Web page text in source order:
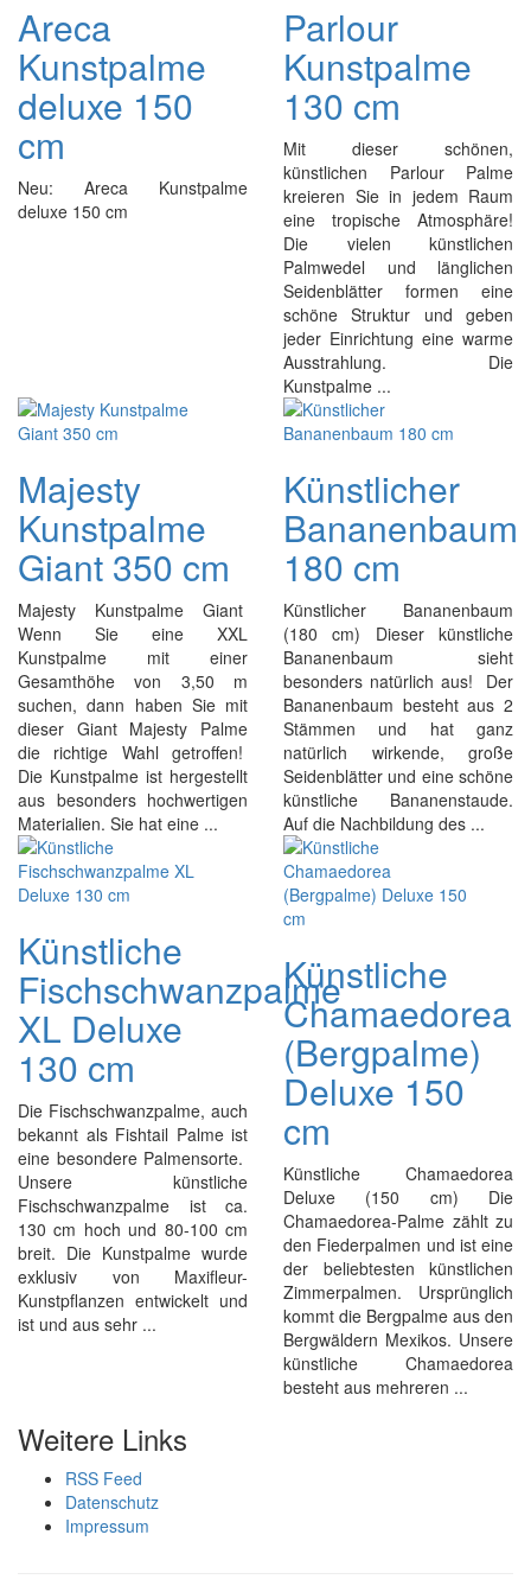
Areca
Kunstpalme
deluxe 150
cm
Neu: Areca Kunstpalme
deluxe 150 cm
Parlour
Kunstpalme
130 cm
Mit dieser schönen,
künstlichen Parlour Palme
kreieren Sie in jedem Raum
eine tropische Atmosphäre!
Die vielen künstlichen
Palmwedel und länglichen
Seidenblätter formen eine
schöne Struktur und geben
jeder Einrichtung eine warme
Ausstrahlung. Die
Kunstpalme ...
Majesty
Kunstpalme
Giant 350 cm
Majesty Kunstpalme Giant
Wenn Sie eine XXL
Kunstpalme mit einer
Gesamthöhe von 3,50 m
suchen, dann haben Sie mit
dieser Giant Majesty Palme
die richtige Wahl getroffen!
Die Kunstpalme ist hergestellt
aus besonders hochwertigen
Materialien. Sie hat eine ...
Künstlicher
Bananenbaum
180 cm
Künstlicher Bananenbaum
(180 cm) Dieser künstliche
Bananenbaum sieht
besonders natürlich aus! Der
Bananenbaum besteht aus 2
Stämmen und hat ganz
natürlich wirkende, große
Seidenblätter und eine schöne
künstliche Bananenstaude.
Auf die Nachbildung des ...
Künstliche
Fischschwanzpalme
XL Deluxe
130 cm
Die Fischschwanzpalme, auch
bekannt als Fishtail Palme ist
eine besondere Palmensorte.
Unsere künstliche
Fischschwanzpalme ist ca.
130 cm hoch und 80-100 cm
breit. Die Kunstpalme wurde
exklusiv von Maxifleur-
Kunstpflanzen entwickelt und
ist und aus sehr ...
Künstliche
Chamaedorea
(Bergpalme)
Deluxe 150
cm
Künstliche Chamaedorea
Deluxe (150 cm) Die
Chamaedorea-Palme zählt zu
den Fiederpalmen und ist eine
der beliebtesten künstlichen
Zimmerpalmen. Ursprünglich
kommt die Bergpalme aus den
Bergwäldern Mexikos. Unsere
künstliche Chamaedorea
besteht aus mehreren ...
Weitere Links
RSS Feed
Datenschutz
Impressum